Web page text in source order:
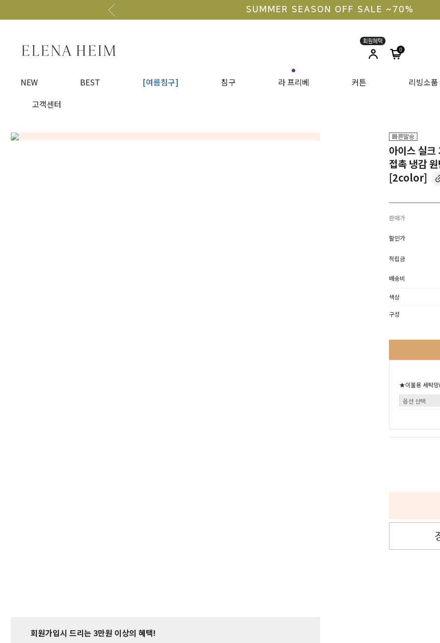
라지킹 구매 안내
0
NEW BEST [여름침구] 침구
●
라 프리베 커튼 리빙소품
고객센터
회원가입시 드리는 3만원 이상의 혜택!
아이스 실크
접촉 냉감
[2color]
판매가
할인가
적립금
배송비
색상
구성
★이불용 세탁망